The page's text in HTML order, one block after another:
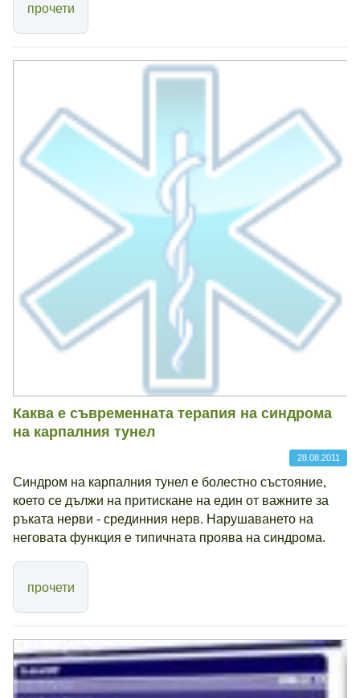
прочети
Каква е съвременната терапия на синдрома
на карпалния тунел
28.08.2011
Синдром на карпалния тунел е болестно състояние,
което се дължи на притискане на един от важните за
ръката нерви - срединния нерв. Нарушаването на
неговата функция е типичната проява на синдрома.
прочети